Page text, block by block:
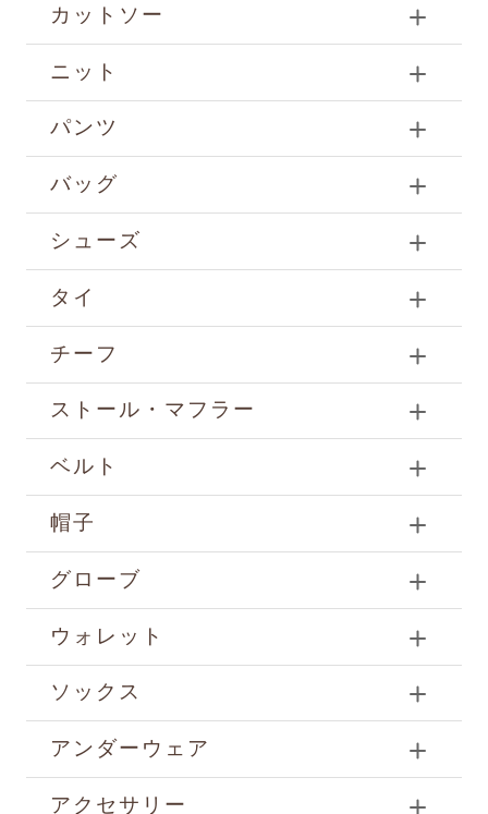
カットソー
ニット
パンツ
バッグ
シューズ
タイ
チーフ
ストール・マフラー
ベルト
帽子
グローブ
ウォレット
ソックス
アンダーウェア
アクセサリー